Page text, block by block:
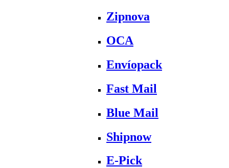
Zipnova
OCA
Envíopack
Fast Mail
Blue Mail
Shipnow
E-Pick